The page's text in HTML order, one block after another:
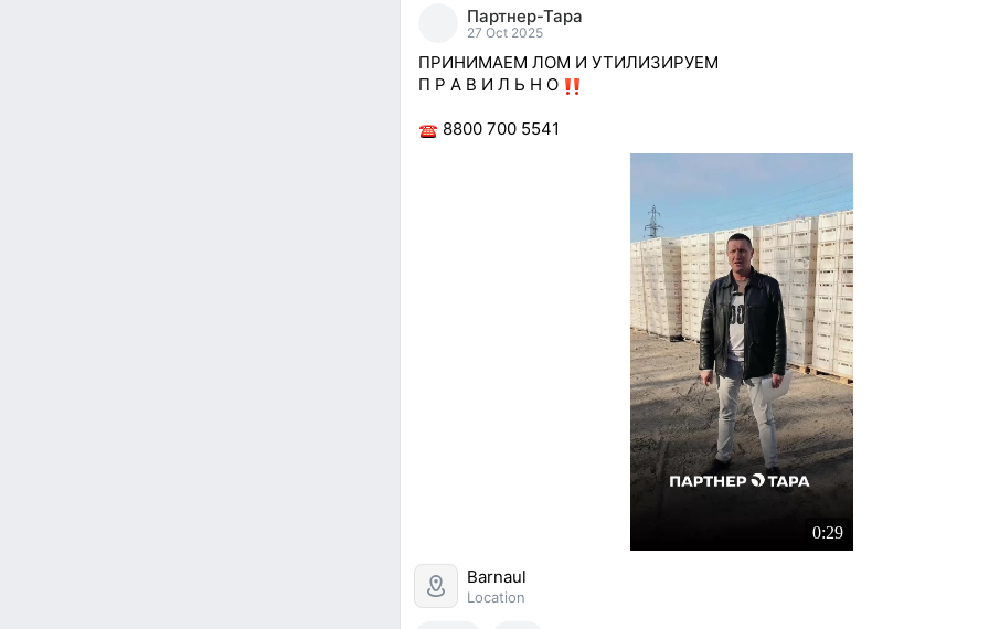
Партнер-Тара
27 Oct 2025
ПРИНИМАЕМ ЛОМ И УТИЛИЗИРУЕМ
П Р А В И Л Ь Н О
8800 700 5541
0:29
Barnaul
Location